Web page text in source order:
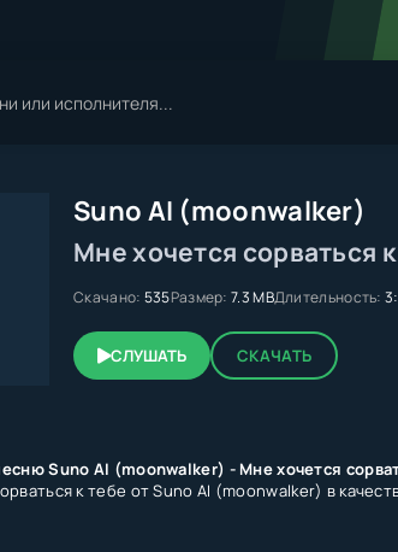
Suno AI (moonwalker)
Мне хочется сорваться
Скачано: 535Размер: 7.3 MBДлительность:
СЛУШАТЬ СКАЧАТЬ
Suno AI (moonwalker) - Мне хочется
к тебе от Suno AI (moonwalker) в